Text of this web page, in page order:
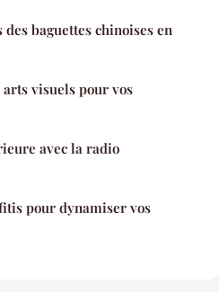
baguettes chinoises en
visuels pour vos
avec la radio
pour dynamiser vos